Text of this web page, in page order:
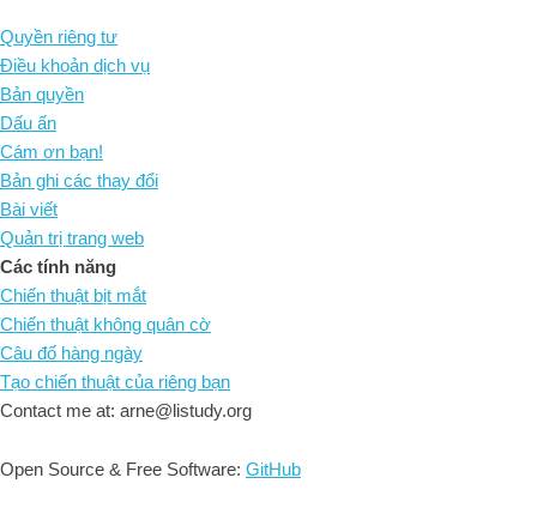
Quyền riêng tư
Điều khoản dịch vụ
Bản quyền
Dấu ấn
Cám ơn bạn!
Bản ghi các thay đổi
Bài viết
Quản trị trang web
Các tính năng
Chiến thuật bịt mắt
Chiến thuật không quân cờ
Câu đố hàng ngày
Tạo chiến thuật của riêng bạn
Contact me at: arne@listudy.org
Open Source & Free Software: GitHub